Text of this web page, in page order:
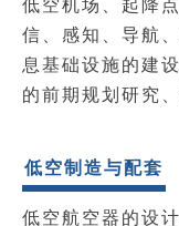
低空机场、起降
信、感知、导航
息基础设施的建
的前期规划研究
低空制造与配套
低空航空器的设